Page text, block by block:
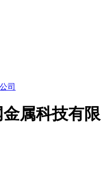
属科技有限